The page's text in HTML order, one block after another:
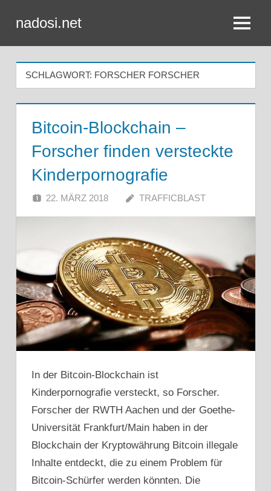
Inhalt
springen
nadosi.net Menü
SCHLAGWORT: FORSCHER FORSCHER
Bitcoin-Blockchain –
Forscher finden versteckte
Kinderpornografie
22. MÄRZ 2018 TRAFFICBLAST
In der Bitcoin-Blockchain ist
Kinderpornografie versteckt, so Forscher.
Forscher der RWTH Aachen und der Goethe-
Universität Frankfurt/Main haben in der
Blockchain der Kryptowährung Bitcoin illegale
Inhalte entdeckt, die zu einem Problem für
Bitcoin-Schürfer werden könnten. Die